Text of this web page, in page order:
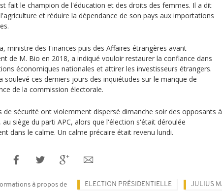
fait le champion de l'éducation et des droits des femmes. Il a dit
et réduire la dépendance de son pays aux importations
ministre des Finances puis des Affaires étrangères avant
de M. Bio en 2018, a indiqué vouloir restaurer la confiance dans
économiques nationales et attirer les investisseurs étrangers.
soulevé ces derniers jours des inquiétudes sur le manque de
de la commission électorale.
de sécurité ont violemment dispersé dimanche soir des opposants à
au siège du parti APC, alors que l'élection s'était déroulée
dans le calme. Un calme précaire était revenu lundi.
à propos de ELECTION PRÉSIDENTIELLE JULIUS